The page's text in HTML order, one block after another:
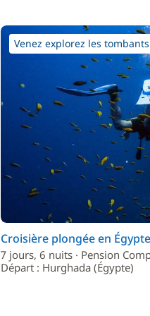
Venez explorez les
Croisière plongée en Égypte
7 jours, 6 nuits · Pension
Départ : Hurghada (Égypte)